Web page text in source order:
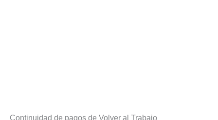
Continuidad de pagos de Volver al Trabajo